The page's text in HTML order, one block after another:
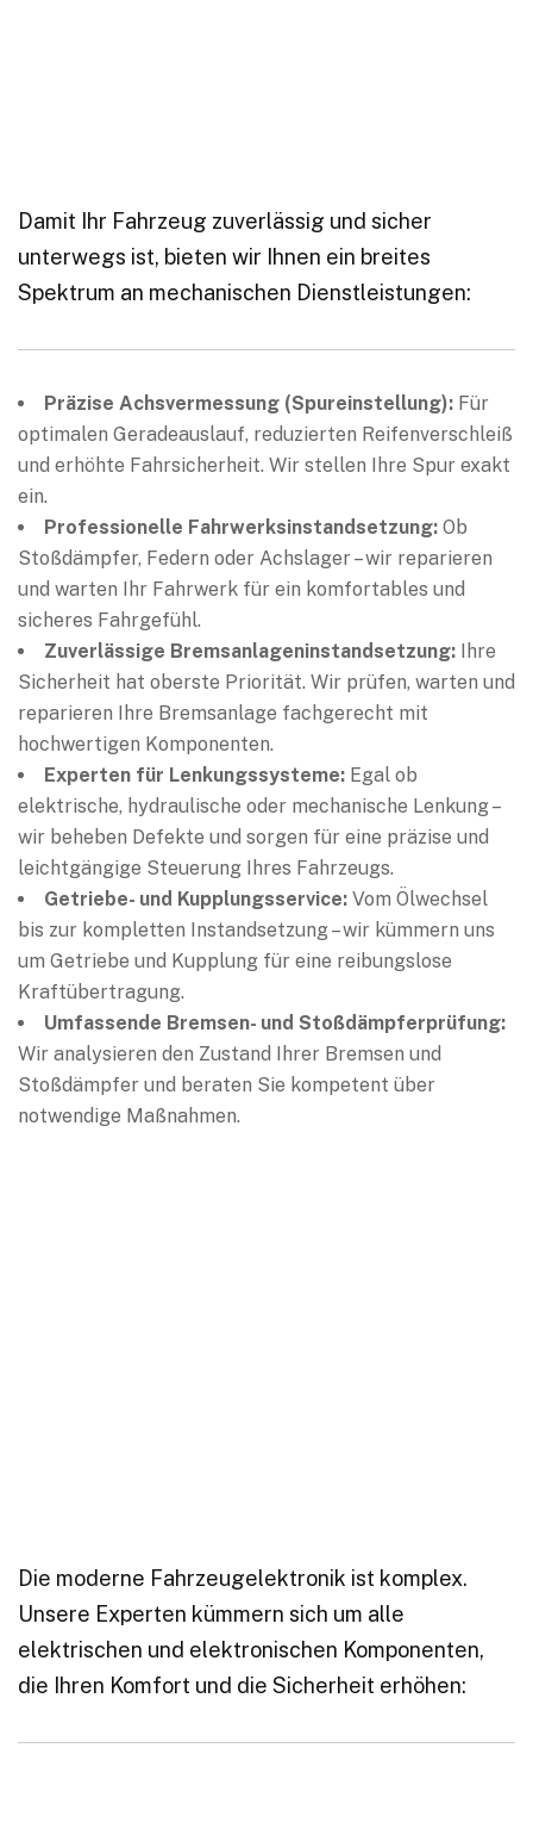
Damit Ihr Fahrzeug zuverlässig und sicher
unterwegs ist, bieten wir Ihnen ein breites
Spektrum an mechanischen Dienstleistungen:
Präzise Achsvermessung (Spureinstellung): Für
optimalen Geradeauslauf, reduzierten Reifenverschleiß
und erhöhte Fahrsicherheit. Wir stellen Ihre Spur exakt
ein.
Professionelle Fahrwerksinstandsetzung: Ob
Stoßdämpfer, Federn oder Achslager – wir reparieren
und warten Ihr Fahrwerk für ein komfortables und
sicheres Fahrgefühl.
Zuverlässige Bremsanlageninstandsetzung: Ihre
Sicherheit hat oberste Priorität. Wir prüfen, warten und
reparieren Ihre Bremsanlage fachgerecht mit
hochwertigen Komponenten.
Experten für Lenkungssysteme: Egal ob
elektrische, hydraulische oder mechanische Lenkung –
wir beheben Defekte und sorgen für eine präzise und
leichtgängige Steuerung Ihres Fahrzeugs.
Getriebe- und Kupplungsservice: Vom Ölwechsel
bis zur kompletten Instandsetzung – wir kümmern uns
um Getriebe und Kupplung für eine reibungslose
Kraftübertragung.
Umfassende Bremsen- und Stoßdämpferprüfung:
Wir analysieren den Zustand Ihrer Bremsen und
Stoßdämpfer und beraten Sie kompetent über
notwendige Maßnahmen.
Die moderne Fahrzeugelektronik ist komplex.
Unsere Experten kümmern sich um alle
elektrischen und elektronischen Komponenten,
die Ihren Komfort und die Sicherheit erhöhen: